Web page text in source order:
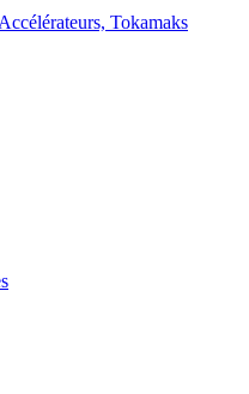
Tokamaks